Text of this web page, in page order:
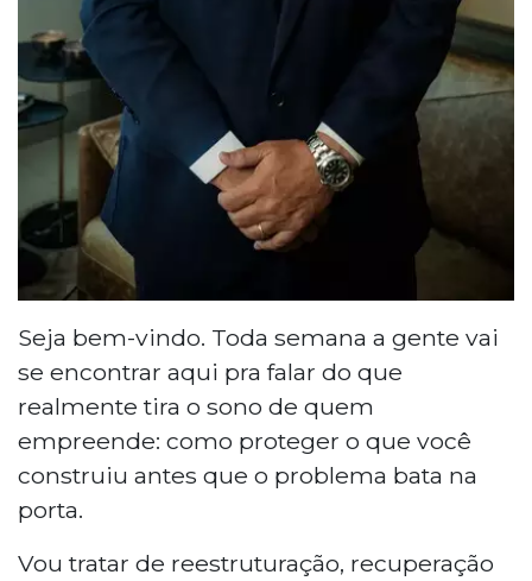
Seja bem-vindo. Toda semana a gente vai
se encontrar aqui pra falar do que
realmente tira o sono de quem
empreende: como proteger o que você
construiu antes que o problema bata na
porta.
Vou tratar de reestruturação, recuperação